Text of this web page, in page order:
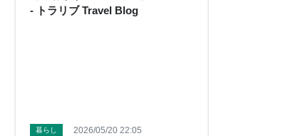
- トラリブ Travel Blog
暮らし 2026/05/20 22:05